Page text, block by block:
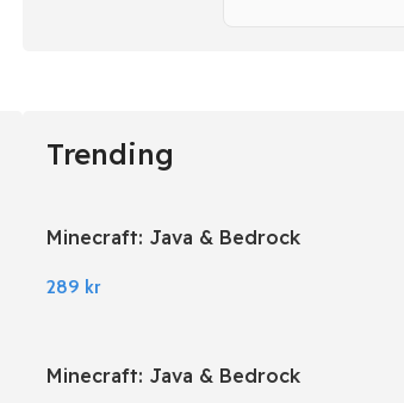
Trending
Minecraft: Java & Bedrock
289 kr
Minecraft: Java & Bedrock